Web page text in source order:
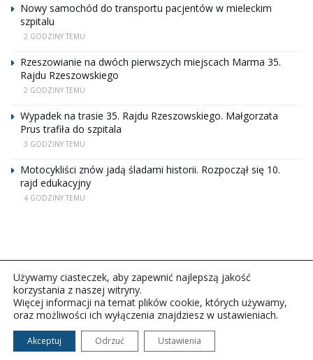
Nowy samochód do transportu pacjentów w mieleckim
szpitalu
2 GODZINY TEMU
Rzeszowianie na dwóch pierwszych miejscach Marma 35.
Rajdu Rzeszowskiego
2 GODZINY TEMU
Wypadek na trasie 35. Rajdu Rzeszowskiego. Małgorzata
Prus trafiła do szpitala
3 GODZINY TEMU
Motocykliści znów jadą śladami historii. Rozpoczął się 10.
rajd edukacyjny
4 GODZINY TEMU
Copyright © 2026Polskie Radio Rzeszów S.A. w likwidacj.
Wszelkie prawa zastrzeżone.
Używamy ciasteczek, aby zapewnić najlepszą jakość
korzystania z naszej witryny.
Więcej informacji na temat plików cookie, których używamy,
oraz możliwości ich wyłączenia znajdziesz w ustawieniach.
Akceptuj Odrzuć Ustawienia